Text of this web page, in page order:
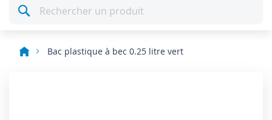
Rechercher
Bac plastique à bec 0.25 litre vert